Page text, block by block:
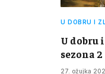
U DOBRU I
U dobru
sezona 2
27. ožujka